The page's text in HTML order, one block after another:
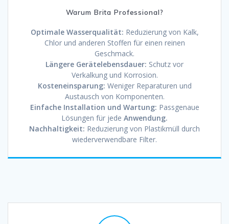
Warum Brita Professional?
Optimale Wasserqualität: Reduzierung von Kalk,
Chlor und anderen Stoffen für einen reinen
Geschmack.
Längere Gerätelebensdauer: Schutz vor
Verkalkung und Korrosion.
Kosteneinsparung: Weniger Reparaturen und
Austausch von Komponenten.
Einfache Installation und Wartung: Passgenaue
Lösungen für jede Anwendung.
Nachhaltigkeit: Reduzierung von Plastikmüll durch
wiederverwendbare Filter.